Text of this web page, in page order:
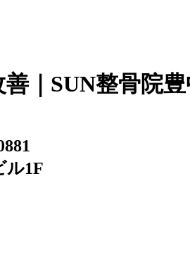
｜SUN整骨院
ル1F